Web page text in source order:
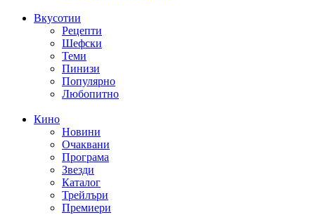
Вкусотии
Рецепти
Шефски
Теми
Пинизи
Популярно
Любопитно
Кино
Новини
Очаквани
Програма
Звезди
Каталог
Трейлъри
Премиери